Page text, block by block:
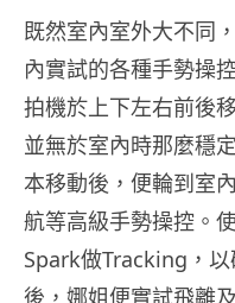
既然室內室外大不同
內實試的各種手勢操
拍機於上下左右前後
並無於室內時那麼穩
本移動後，便輪到室
航等高級手勢操控。
Spark做Tracking，
後，娜姐便實試飛離